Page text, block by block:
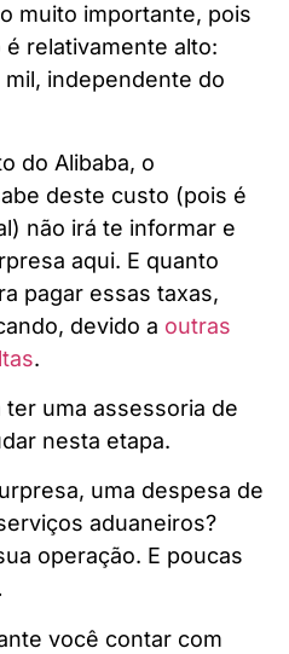
muito importante, pois
relativamente alto:
mil, independente do
do Alibaba, o
deste custo (pois é
não irá te informar e
aqui. E quanto
pagar essas taxas,
devido a outras
.
uma assessoria de
nesta etapa.
uma despesa de
aduaneiros?
operação. E poucas
você contar com